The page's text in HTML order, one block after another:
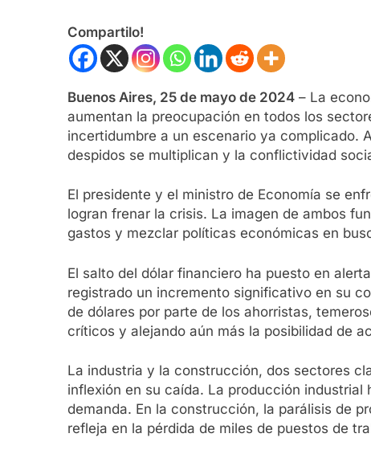
Compartilo!
Buenos Aires, 25 de mayo de 2024 – La
aumentan la preocupación en todos los
incertidumbre a un escenario ya complicado.
despidos se multiplican y la conflictividad
El presidente y el ministro de Economía se
logran frenar la crisis. La imagen de ambos
gastos y mezclar políticas económicas en
El salto del dólar financiero ha puesto en
registrado un incremento significativo en su
de dólares por parte de los ahorristas,
críticos y alejando aún más la posibilidad de
La industria y la construcción, dos sectores
inflexión en su caída. La producción
demanda. En la construcción, la parálisis de
refleja en la pérdida de miles de puestos de